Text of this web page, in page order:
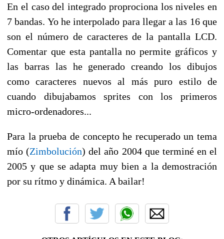
En el caso del integrado proprociona los niveles en
7 bandas. Yo he interpolado para llegar a las 16 que
son el número de caracteres de la pantalla LCD.
Comentar que esta pantalla no permite gráficos y
las barras las he generado creando los dibujos
como caracteres nuevos al más puro estilo de
cuando dibujabamos sprites con los primeros
micro-ordenadores...
Para la prueba de concepto he recuperado un tema
mío (Zimbolución) del año 2004 que terminé en el
2005 y que se adapta muy bien a la demostración
por su rítmo y dinámica. A bailar!